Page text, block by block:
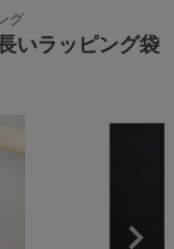
グ
いラッピング袋